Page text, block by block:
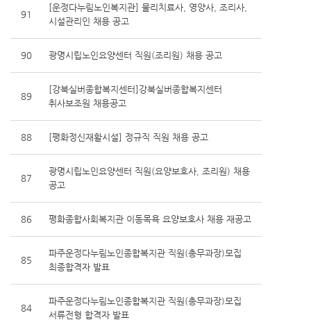
91
[운정다누림노인복지관] 물리치료사, 영양사, 조리사,
시설관리인 채용 공고
90 광명시립노인요양센터 직원(조리원) 채용 공고
89
[강북실버종합복지센터]강북실버종합복지센터
취사보조원 채용공고
88 [평화정신재활시설] 정규직 직원 채용 공고
87
광명시립노인요양센터 직원(요양보호사, 조리원) 채용
공고
86 평화종합사회복지관 이동목욕 요양보호사 채용 재공고
85
파주운정다누림노인종합복지관 직원(총무과장)모집
최종합격자 발표
84
파주운정다누림노인종합복지관 직원(총무과장)모집
서류전형 합격자 발표